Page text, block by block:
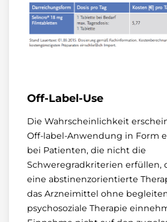
Off-Label-Use
Die Wahrscheinlichkeit
Off-label-Anwendung in Form
bei Patienten, die nicht die
Schweregradkriterien erfüllen,
eine abstinenzorientierte
das Arzneimittel ohne
psychosoziale Therapie